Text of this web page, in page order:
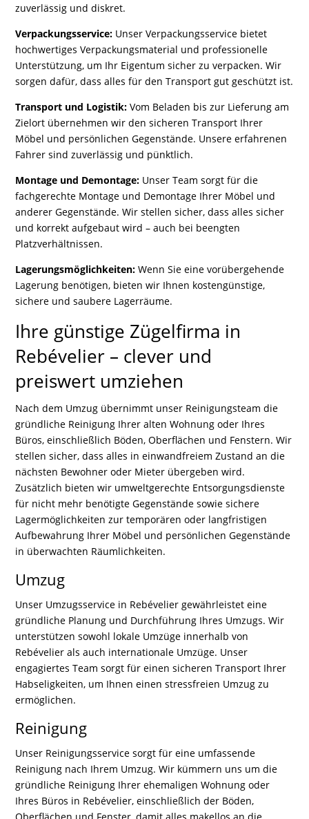
zuverlässig und diskret.
Verpackungsservice: Unser Verpackungsservice bietet
hochwertiges Verpackungsmaterial und professionelle
Unterstützung, um Ihr Eigentum sicher zu verpacken. Wir
sorgen dafür, dass alles für den Transport gut geschützt ist.
Transport und Logistik: Vom Beladen bis zur Lieferung am
Zielort übernehmen wir den sicheren Transport Ihrer
Möbel und persönlichen Gegenstände. Unsere erfahrenen
Fahrer sind zuverlässig und pünktlich.
Montage und Demontage: Unser Team sorgt für die
fachgerechte Montage und Demontage Ihrer Möbel und
anderer Gegenstände. Wir stellen sicher, dass alles sicher
und korrekt aufgebaut wird – auch bei beengten
Platzverhältnissen.
Lagerungsmöglichkeiten: Wenn Sie eine vorübergehende
Lagerung benötigen, bieten wir Ihnen kostengünstige,
sichere und saubere Lagerräume.
Ihre günstige Zügelfirma in
Rebévelier – clever und
preiswert umziehen
Nach dem Umzug übernimmt unser Reinigungsteam die
gründliche Reinigung Ihrer alten Wohnung oder Ihres
Büros, einschließlich Böden, Oberflächen und Fenstern. Wir
stellen sicher, dass alles in einwandfreiem Zustand an die
nächsten Bewohner oder Mieter übergeben wird.
Zusätzlich bieten wir umweltgerechte Entsorgungsdienste
für nicht mehr benötigte Gegenstände sowie sichere
Lagermöglichkeiten zur temporären oder langfristigen
Aufbewahrung Ihrer Möbel und persönlichen Gegenstände
in überwachten Räumlichkeiten.
Umzug
Unser Umzugsservice in Rebévelier gewährleistet eine
gründliche Planung und Durchführung Ihres Umzugs. Wir
unterstützen sowohl lokale Umzüge innerhalb von
Rebévelier als auch internationale Umzüge. Unser
engagiertes Team sorgt für einen sicheren Transport Ihrer
Habseligkeiten, um Ihnen einen stressfreien Umzug zu
ermöglichen.
Reinigung
Unser Reinigungsservice sorgt für eine umfassende
Reinigung nach Ihrem Umzug. Wir kümmern uns um die
gründliche Reinigung Ihrer ehemaligen Wohnung oder
Ihres Büros in Rebévelier, einschließlich der Böden,